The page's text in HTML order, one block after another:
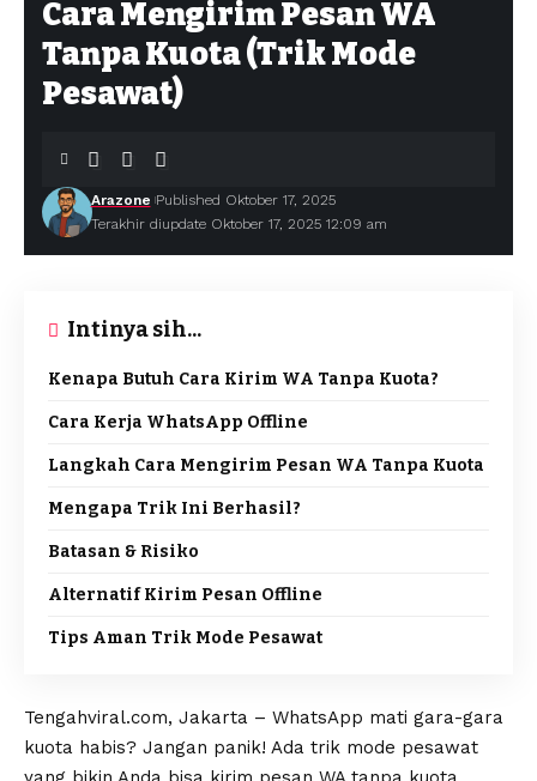
Cara Mengirim Pesan WA
Tanpa Kuota (Trik Mode
Pesawat)
Terakhir diupdate Oktober 17, 2025 12:09 am
Arazone Published Oktober 17, 2025
Intinya sih...
Kenapa Butuh Cara Kirim WA Tanpa Kuota?
Cara Kerja WhatsApp Offline
Langkah Cara Mengirim Pesan WA Tanpa Kuota
Mengapa Trik Ini Berhasil?
Batasan & Risiko
Alternatif Kirim Pesan Offline
Tips Aman Trik Mode Pesawat
Tengahviral.com, Jakarta – WhatsApp mati gara-gara
kuota habis? Jangan panik! Ada trik mode pesawat